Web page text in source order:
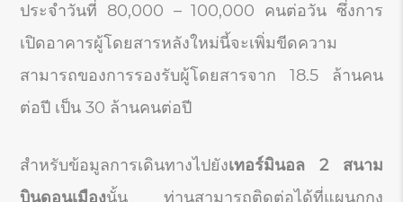
ประจำวันที่ 80,000 – 100,000 คนต่อวัน ซึ่งการ
เปิดอาคารผู้โดยสารหลังใหม่นี้จะเพิ่มขีดความ
สามารถของการรองรับผู้โดยสารจาก 18.5 ล้านคน
ต่อปี เป็น 30 ล้านคนต่อปี
สำหรับข้อมูลการเดินทางไปยังเทอร์มินอล 2 สนาม
บินดอนเมืองนั้น ท่านสามารถติดต่อได้ที่แผนกกง